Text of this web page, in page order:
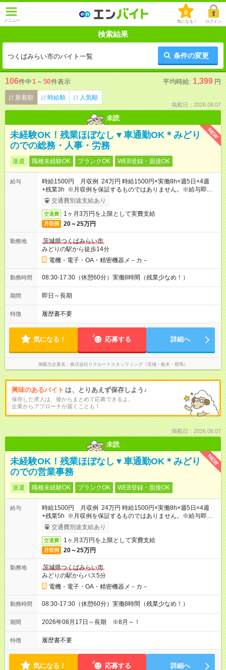
メニュー
0
気になる！ ログイン
検索結果
つくばみらい市のバイト一覧 条件の変更
106件中1 ～ 50件表示 平均時給: 1,399 円
新着順 時給順 人気順
掲載日：2026.08.07
未読
NEW
未経験OK！残業ほぼなし▼車通勤OK＊みどり
のでの総務・人事・労務
派遣 職種未経験OK ブランクOK WEB登録・面接OK
給与
時給1500円 月収例 24万円 時給1500円×実働8h×週5日×4週
+残業3h ※月収例を保証するものではありません。※給与即受取
りサービス利用可（利用条件有）
交通費別途支給あり
交通費 1ヶ月3万円を上限として実費支給
月収例 20～25万円
勤務地
茨城県つくばみらい市
みどりの駅から徒歩14分
電機・電子・OA・精密機器メ－カ－
勤務時間 08:30-17:30（休憩60分）実働8時間（残業少なめ！）
期間 即日～長期
特徴 履歴書不要
気になる！ 応募する 詳細へ
掲載元企業名 株式会社リクルートスタッフィング（茨城・栃木・群馬）
興味のあるバイト は、とりあえず保存しよう♪
保存した求人は、後からまとめて応募できるよ。
企業からアプローチが届くことも！
掲載日：2026.08.07
未読
NEW
未経験OK！残業ほぼなし▼車通勤OK＊みどり
のでの営業事務
派遣 職種未経験OK ブランクOK WEB登録・面接OK
給与
時給1500円 月収例 24万円 時給1500円×実働8h×週5日×4週
+残業5h ※月収例を保証するものではありません。※給与即受取
りサービス利用可（利用条件有）
交通費別途支給あり
交通費 1ヶ月3万円を上限として実費支給
月収例 20～25万円
勤務地
茨城県つくばみらい市
みどりの駅からバス5分
電機・電子・OA・精密機器メ－カ－
勤務時間 08:30-17:30（休憩60分）実働8時間（残業少なめ！）
期間 2026年08月17日～長期 ※8月～！
特徴 履歴書不要
気になる！ 応募する 詳細へ